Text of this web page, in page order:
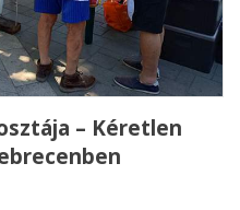
– Kéretlen